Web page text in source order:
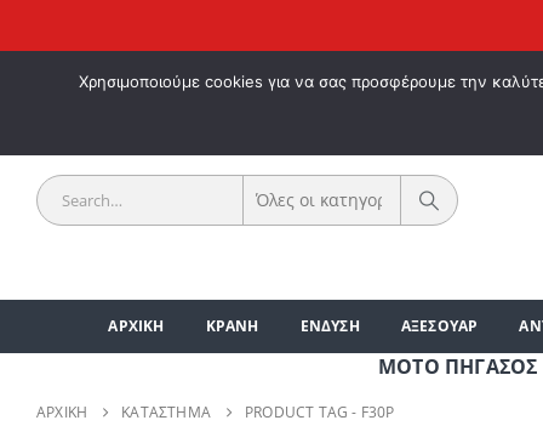
ΚΑΛΩΣ
ΑΡΧΙΚΗ ΚΡΑΝΗ ΕΝΔΥΣΗ ΑΞΕΣΟΥΑΡ
ΜΟΤΟ ΠΗΓΑΣΟΣ |
ΑΡΧΙΚΉ ΚΑΤΆΣΤΗΜΑ PRODUCT TAG - F30P
Χρησιμοποιούμε cookies για να σας προσφέρουμε την